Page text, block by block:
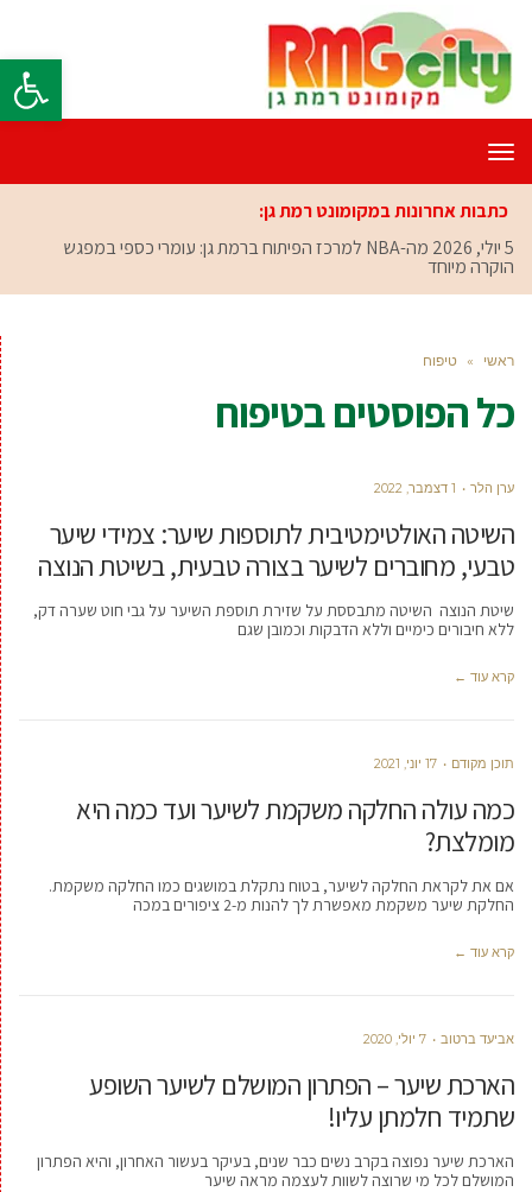
פתח
תפריט
כתבות אחרונות במקומונט רמת גן:
5 יולי, 2026
מה-NBA למרכז הפיתוח ברמת גן: עומרי כספי במפגש
הוקרה מיוחד
ראשי » טיפוח
כל הפוסטים בטיפוח
ערן הלר 1 דצמבר, 2022
השיטה האולטימטיבית לתוספות שיער: צמידי שיער
טבעי, מחוברים לשיער בצורה טבעית, בשיטת הנוצה
שיטת הנוצה השיטה מתבססת על שזירת תוספת השיער על גבי חוט שערה דק,
ללא חיבורים כימיים וללא הדבקות וכמובן שגם
קרא עוד ←
תוכן מקודם 17 יוני, 2021
כמה עולה החלקה משקמת לשיער ועד כמה היא
מומלצת?
אם את לקראת החלקה לשיער, בטוח נתקלת במושגים כמו החלקה משקמת.
החלקת שיער משקמת מאפשרת לך להנות מ-2 ציפורים במכה
קרא עוד ←
אביעד ברטוב 7 יולי, 2020
הארכת שיער – הפתרון המושלם לשיער השופע
שתמיד חלמתן עליו!
הארכת שיער נפוצה בקרב נשים כבר שנים, בעיקר בעשור האחרון, והיא הפתרון
המושלם לכל מי שרוצה לשוות לעצמה מראה שיער